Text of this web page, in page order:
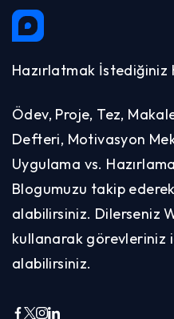
Hazırlatmak İstediğiniz
Ödev, Proje, Tez,
Defteri, Motivasyon
Uygulama vs.
Blogumuzu takip
alabilirsiniz. Dilerseniz
kullanarak
alabilirsiniz.